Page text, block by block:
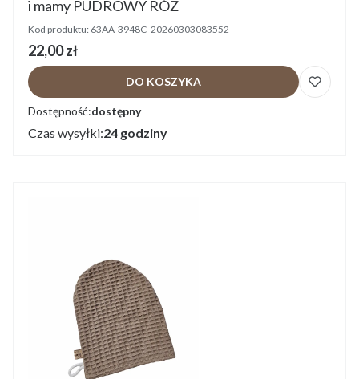
i mamy PUDROWY RÓŻ
Kod produktu: 63AA-3948C_20260303083552
Cena
22,00 zł
DO KOSZYKA
Dostępność:dostępny
Czas wysyłki:24 godziny